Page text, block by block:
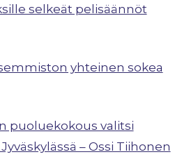
selkeät pelisäännöt
yhteinen sokea
puoluekokous valitsi
– Ossi Tiihonen